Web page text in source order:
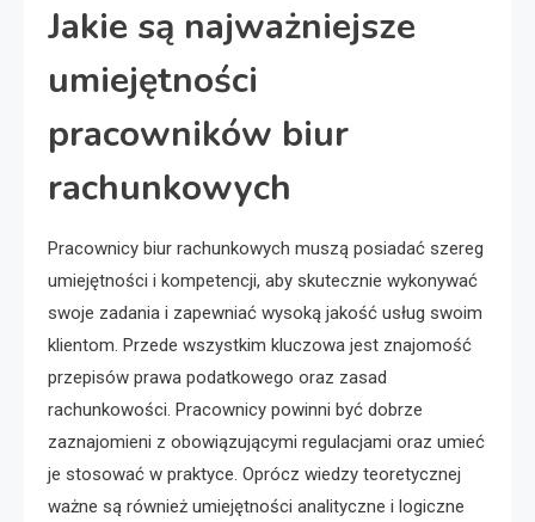
Jakie są najważniejsze
umiejętności
pracowników biur
rachunkowych
Pracownicy biur rachunkowych muszą posiadać szereg
umiejętności i kompetencji, aby skutecznie wykonywać
swoje zadania i zapewniać wysoką jakość usług swoim
klientom. Przede wszystkim kluczowa jest znajomość
przepisów prawa podatkowego oraz zasad
rachunkowości. Pracownicy powinni być dobrze
zaznajomieni z obowiązującymi regulacjami oraz umieć
je stosować w praktyce. Oprócz wiedzy teoretycznej
ważne są również umiejętności analityczne i logiczne